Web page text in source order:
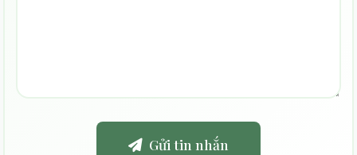
Gửi tin nhắn